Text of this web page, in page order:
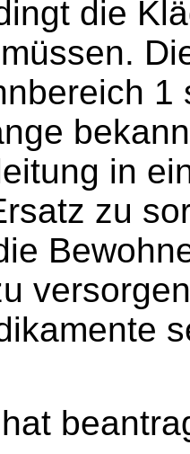
die
in
zu